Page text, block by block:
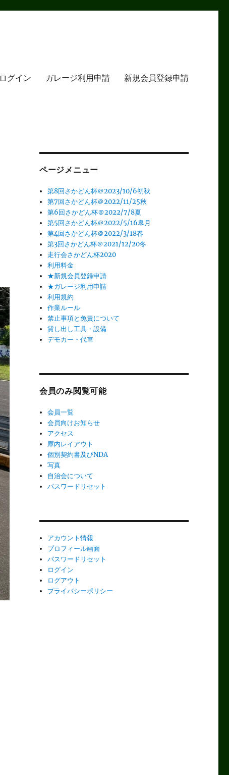
ログイン ガレージ利用申請 新規会員登録申請
ページメニュー
第8回さかどん杯＠2023/10/6初秋
第7回さかどん杯＠2022/11/25秋
第6回さかどん杯＠2022/7/8夏
第5回さかどん杯＠2022/5/16皐月
第4回さかどん杯＠2022/3/18春
第3回さかどん杯＠2021/12/20冬
走行会さかどん杯2020
利用料金
★新規会員登録申請
★ガレージ利用申請
利用規約
作業ルール
禁止事項と免責について
貸し出し工具・設備
デモカー・代車
会員のみ閲覧可能
会員一覧
会員向けお知らせ
アクセス
庫内レイアウト
個別契約書及びNDA
写真
自治会について
パスワードリセット
アカウント情報
プロフィール画面
パスワードリセット
ログイン
ログアウト
プライバシーポリシー